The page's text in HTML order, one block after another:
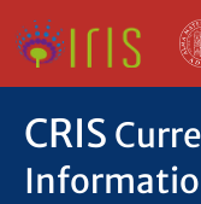
CRIS